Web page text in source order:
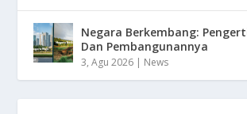
Negara Berkembang:
Dan Pembangunannya
3, Agu 2026 | News